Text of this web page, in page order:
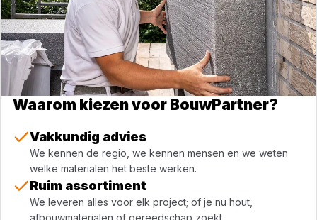
Waarom kiezen voor BouwPartner?
Vakkundig advies
We kennen de regio, we kennen mensen en we weten
welke materialen het beste werken.
Ruim assortiment
We leveren alles voor elk project; of je nu hout,